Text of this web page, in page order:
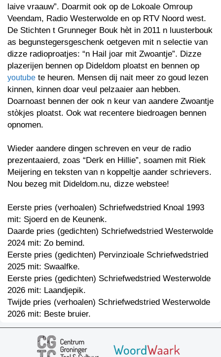
laive vraauw”. Doarmit ook op de Lokoale Omroup
Veendam, Radio Westerwolde en op RTV Noord west.
De Stichten t Grunneger Bouk hèt in 2011 n luusterbouk
as begunstegersgeschenk oetgeven mit n selectie van
dizze radioproatjes: “n Hail joar mit Zwoantje”. Dizze
plazerijen bennen op Dideldom ploatst en bennen op
youtube te heuren. Mensen dij nait meer zo goud lezen
kinnen, kinnen doar veul pelzaaier aan hebben.
Doarnoast bennen der ook n keur van aandere Zwoantje
stòkjes ploatst. Ook wat recentere biedroagen bennen
opnomen.
Wieder aandere dingen schreven en veur de radio
prezentaaierd, zoas “Derk en Hillie”, soamen mit Riek
Meijering en teksten van n koppeltje aander schrievers.
Nou bezeg mit Dideldom.nu, dizze webstee!
Eerste pries (verhoalen) Schriefwedstried Knoal 1993
mit: Sjoerd en de Keunenk.
Daarde pries (gedichten) Schriefwedstried Westerwolde
2024 mit: Zo bemind.
Eerste pries (gedichten) Pervinzioale Schriefwedstried
2025 mit: Swaalfke.
Eerste pries (gedichten) Schriefwedstried Westerwolde
2026 mit: Laandjepik.
Twijde pries (verhoalen) Schriefwedstried Westerwolde
2026 mit: Beste bruier.